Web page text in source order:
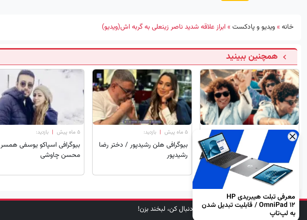
خانه»ویدیو و پادکست»ابراز علاقه شدید ناصر زینعلی به گربه اش(ویدیو)
همچنین ببینید
۵ ماه پیش |
سفر در زمان | شهرام شب پره،
داریوش، اندی و کوروس; دهه 60
۵ ماه پیش | بازدید:
بیوگرافی هلن رشیدپور / دختر رضا
رشیدپور
۵ ماه پیش | بازدید:
بیوگرافی اسپاکو یوسفی همسر
محسن چاوشی
×
معرفی تبلت هیبریدی HP
OmniPad 12 / قابلیت تبدیل شدن
به لپ‌تاپ
دنبال کن، لبخند بزن!